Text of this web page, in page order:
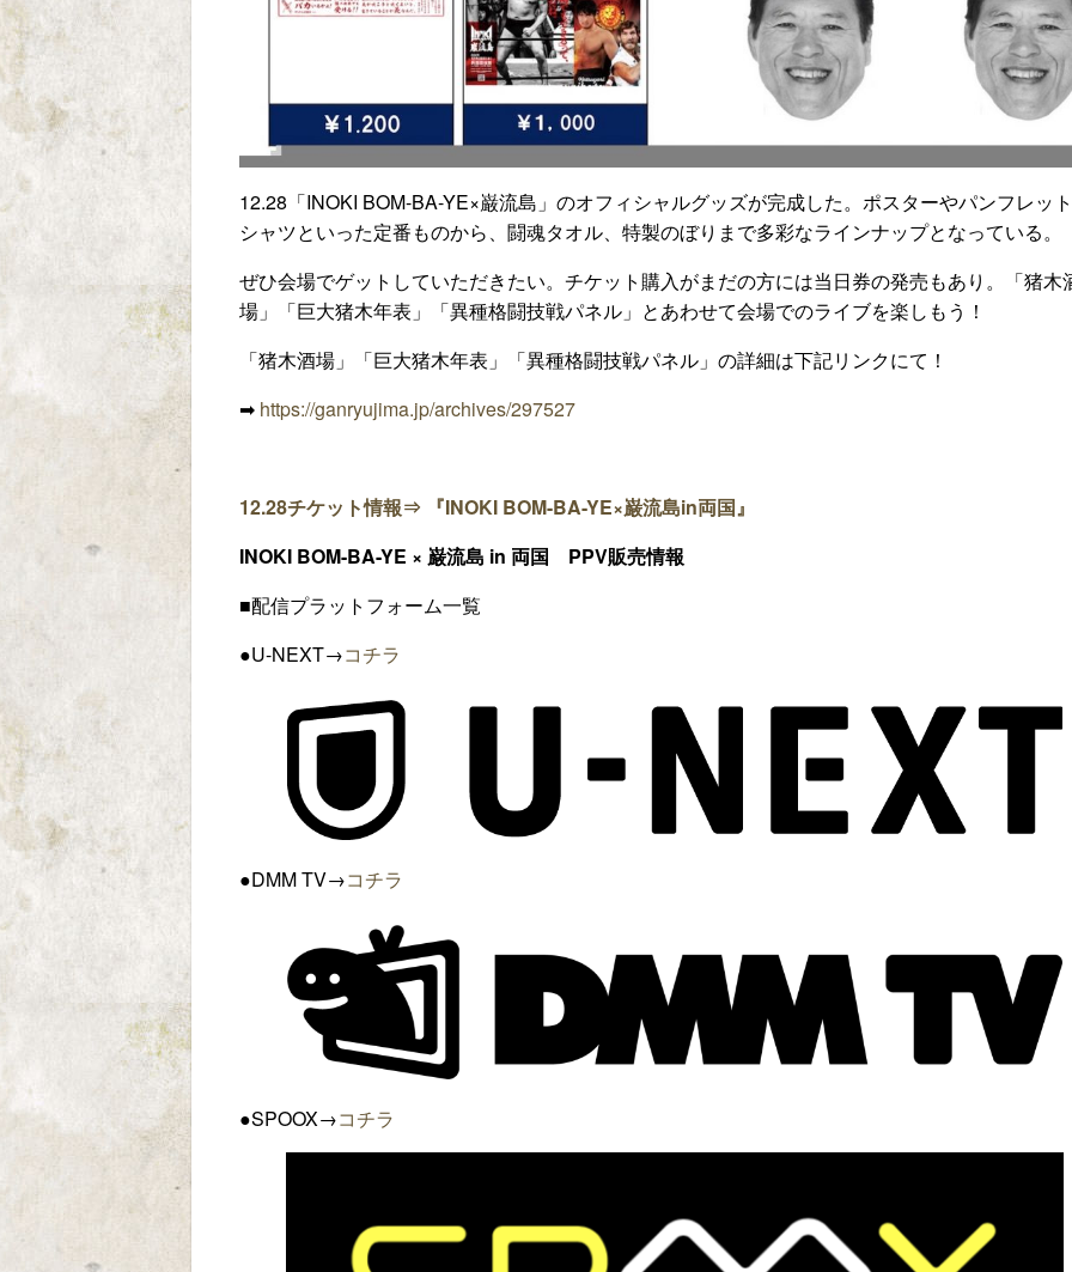
12.28「INOKI BOM-BA-YE×巌流島」のオフィシャルグッズが完成した。ポスターやパンフレッ
シャツといった定番ものから、闘魂タオル、特製のぼりまで多彩なラインナップとなっている。
ぜひ会場でゲットしていただきたい。チケット購入がまだの方には当日券の発売もあり。「猪木
場」「巨大猪木年表」「異種格闘技戦パネル」とあわせて会場でのライブを楽しもう！
「猪木酒場」「巨大猪木年表」「異種格闘技戦パネル」の詳細は下記リンクにて！
➡︎ https://ganryujima.jp/archives/297527
12.28チケット情報⇒ 『INOKI BOM-BA-YE×巌流島in両国』
INOKI BOM-BA-YE × 巌流島 in 両国 PPV販売情報
■配信プラットフォーム一覧
●U-NEXT→コチラ
●DMM TV→コチラ
●SPOOX→コチラ